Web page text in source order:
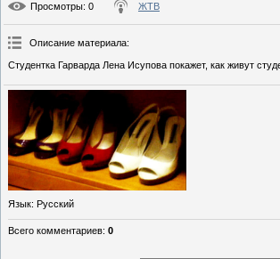
Просмотры: 0 ЖТВ
Описание материала:
Студентка Гарварда Лена Исупова покажет, как живут
Язык: Русский
Всего комментариев: 0